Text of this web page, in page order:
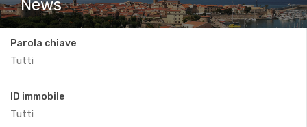
News
Parola chiave
ID immobile